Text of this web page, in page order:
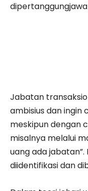
Jabatan
ambisius dan ingin
meskipun dengan
misalnya melalui
uang ada
diidentifikasi dan